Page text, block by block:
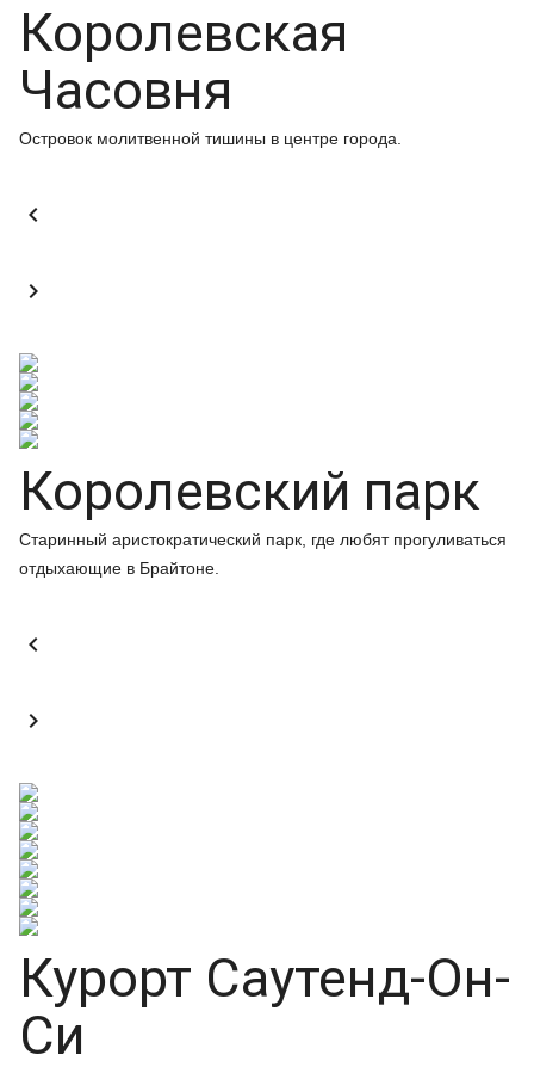
Королевская
Часовня
Островок молитвенной тишины в центре города.


Королевский парк
Старинный аристократический парк, где любят прогуливаться
отдыхающие в Брайтоне.


Курорт Саутенд-Он-
Си